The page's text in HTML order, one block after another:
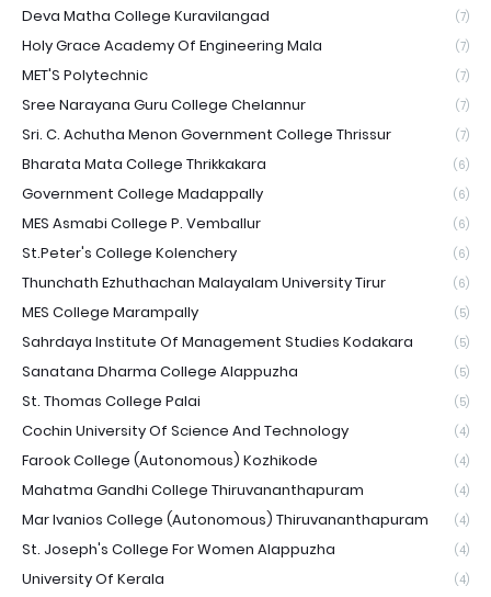
Deva Matha College Kuravilangad (7)
Holy Grace Academy Of Engineering Mala (7)
MET'S Polytechnic (7)
Sree Narayana Guru College Chelannur (7)
Sri. C. Achutha Menon Government College Thrissur (7)
Bharata Mata College Thrikkakara (6)
Government College Madappally (6)
MES Asmabi College P. Vemballur (6)
St.Peter's College Kolenchery (6)
Thunchath Ezhuthachan Malayalam University Tirur (6)
MES College Marampally (5)
Sahrdaya Institute Of Management Studies Kodakara (5)
Sanatana Dharma College Alappuzha (5)
St. Thomas College Palai (5)
Cochin University Of Science And Technology (4)
Farook College (Autonomous) Kozhikode (4)
Mahatma Gandhi College Thiruvananthapuram (4)
Mar Ivanios College (Autonomous) Thiruvananthapuram (4)
St. Joseph's College For Women Alappuzha (4)
University Of Kerala (4)